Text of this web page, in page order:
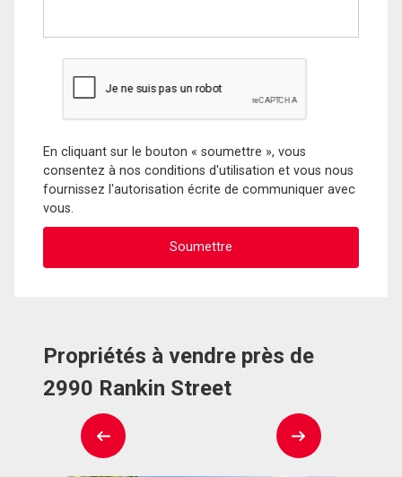
En cliquant sur le bouton « soumettre », vous
consentez à nos conditions d'utilisation et vous nous
fournissez l'autorisation écrite de communiquer avec
vous.
Propriétés à vendre près de
2990 Rankin Street